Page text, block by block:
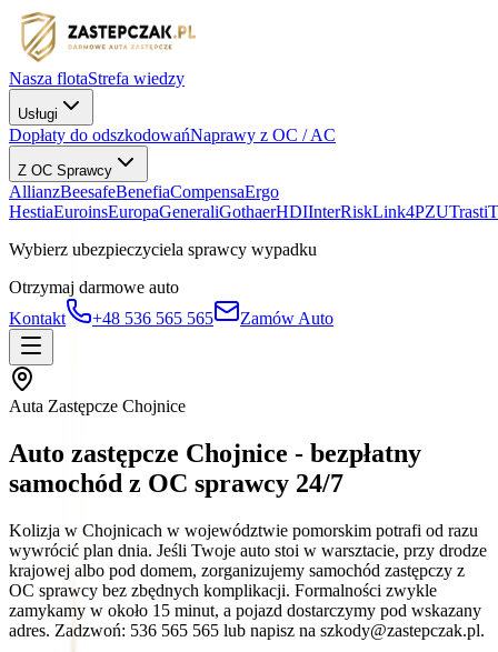
Nasza flotaStrefa wiedzy
Usługi
Dopłaty do odszkodowańNaprawy z OC / AC
Z OC Sprawcy
AllianzBeesafeBenefiaCompensaErgo
HestiaEuroinsEuropaGeneraliGothaerHDIInterRiskLink4PZUTrasti
Wybierz ubezpieczyciela sprawcy wypadku
Otrzymaj darmowe auto
Kontakt
+48 536 565 565 Zamów Auto
Auta Zastępcze Chojnice
Auto zastępcze Chojnice - bezpłatny
samochód z OC sprawcy 24/7
Kolizja w Chojnicach w województwie pomorskim potrafi od razu
wywrócić plan dnia. Jeśli Twoje auto stoi w warsztacie, przy drodze
krajowej albo pod domem, zorganizujemy samochód zastępczy z
OC sprawcy bez zbędnych komplikacji. Formalności zwykle
zamykamy w około 15 minut, a pojazd dostarczymy pod wskazany
adres. Zadzwoń: 536 565 565 lub napisz na szkody@zastepczak.pl.